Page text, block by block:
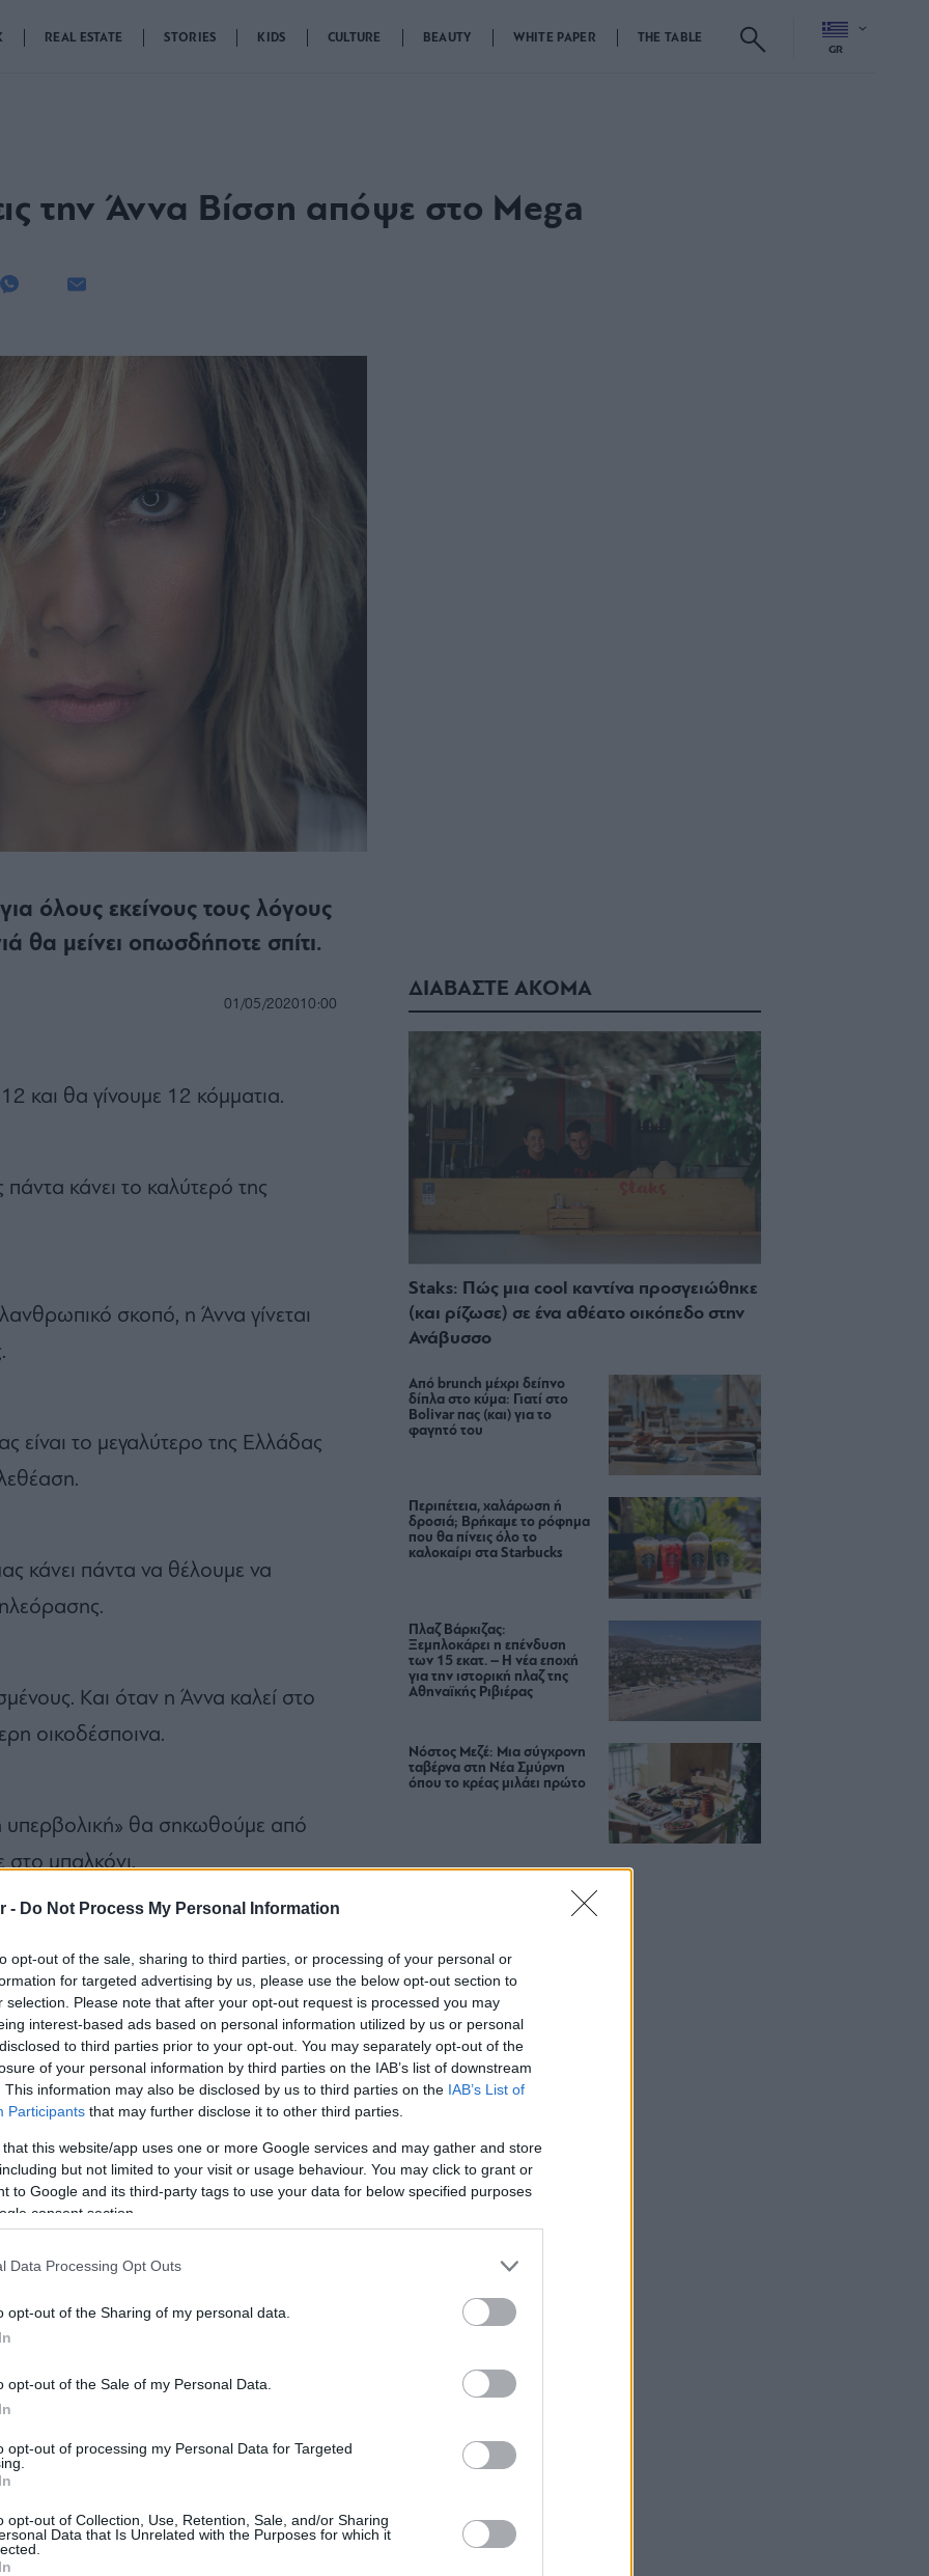
- Do Not Process My Personal Information
opt-out of the sale, sharing to third parties, or processing of your personal or
for targeted advertising by us, please use the below opt-out section to
selection. Please note that after your opt-out request is processed you may
interest-based ads based on personal information utilized by us or personal
to third parties prior to your opt-out. You may separately opt-out of the
of your personal information by third parties on the IAB’s list of downstream
This information may also be disclosed by us to third parties on the IAB’s List of
Participants that may further disclose it to other third parties.
that this website/app uses one or more Google services and may gather and store
but not limited to your visit or usage behaviour. You may click to grant or
to Google and its third-party tags to use your data for below specified purposes
consent section.
Data Processing Opt Outs
opt-out of the Sharing of my personal data.
opt-out of the Sale of my Personal Data.
opt-out of processing my Personal Data for Targeted
opt-out of Collection, Use, Retention, Sale, and/or Sharing
Data that Is Unrelated with the Purposes for which it
REAL ESTATE STORIES KIDS CULTURE BEAUTY WHITE PAPER THE TABLE
GR
την Άννα Βίσση απόψε στο Mega
όλους εκείνους τους λόγους
θα μείνει οπωσδήποτε σπίτι.
01/05/202010:00
και θα γίνουμε 12 κόμματια.
πάντα κάνει το καλύτερό της
σκοπό, η Άννα γίνεται
είναι το μεγαλύτερο της Ελλάδας
κάνει πάντα να θέλουμε να
Και όταν η Άννα καλεί στο
οικοδέσποινα.
υπερβολική» θα σηκωθούμε από
στο μπαλκόνι.
μας οι νότιοι τα περάσαμε μαζί
Και γι’ αυτό θα πούμε καλό μήνα
καλά τον Μάη πρέπει να
τραγουδήσει η Άννα Βίσση.
Βίσση και τα τραγούδια της:
στο Mega.
ΔΙΑΒΑΣΤΕ ΑΚΟΜΑ
Staks: Πώς μια cool καντίνα προσγειώθηκε
(και ρίζωσε) σε ένα αθέατο οικόπεδο στην
Ανάβυσσο
Από brunch μέχρι δείπνο
δίπλα στο κύμα: Γιατί στο
Bolivar πας (και) για το
φαγητό του
Περιπέτεια, χαλάρωση ή
δροσιά; Βρήκαμε το ρόφημα
που θα πίνεις όλο το
καλοκαίρι στα Starbucks
Πλαζ Βάρκιζας:
Ξεμπλοκάρει η επένδυση
των 15 εκατ. – Η νέα εποχή
για την ιστορική πλαζ της
Αθηναϊκής Ριβιέρας
Νόστος Μεζέ: Μια σύγχρονη
ταβέρνα στη Νέα Σμύρνη
όπου το κρέας μιλάει πρώτο